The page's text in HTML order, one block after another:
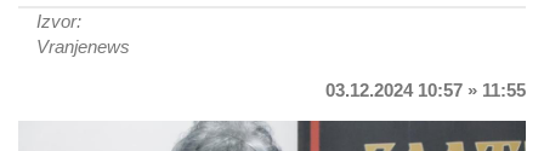
Izvor:
Vranjenews
03.12.2024 10:57 » 11:55